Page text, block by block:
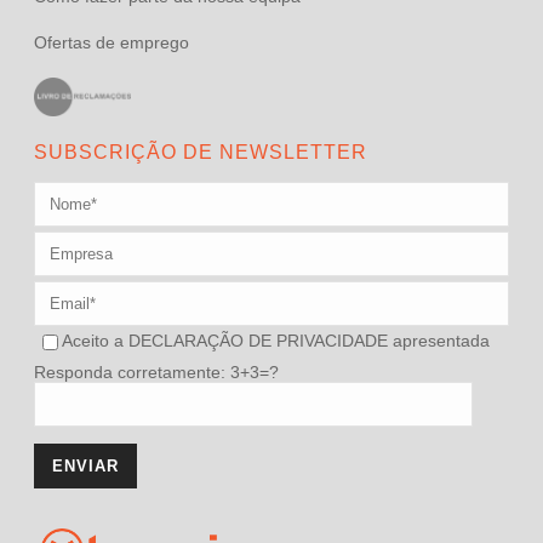
Ofertas de emprego
SUBSCRIÇÃO DE NEWSLETTER
Aceito a DECLARAÇÃO DE PRIVACIDADE apresentada
Responda corretamente: 3+3=?